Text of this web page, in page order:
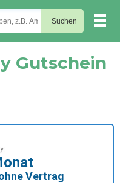
Gutschein
Vertrag